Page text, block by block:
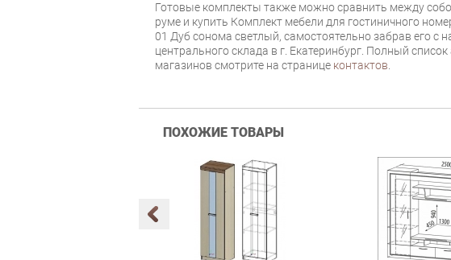
Готовые комплекты также можно сравнить между
руме и купить Комплект мебели для гостиничного
01 Дуб сонома светлый, самостоятельно забрав его с
центрального склада в г. Екатеринбург. Полный список
магазинов смотрите на странице контактов.
ПОХОЖИЕ ТОВАРЫ